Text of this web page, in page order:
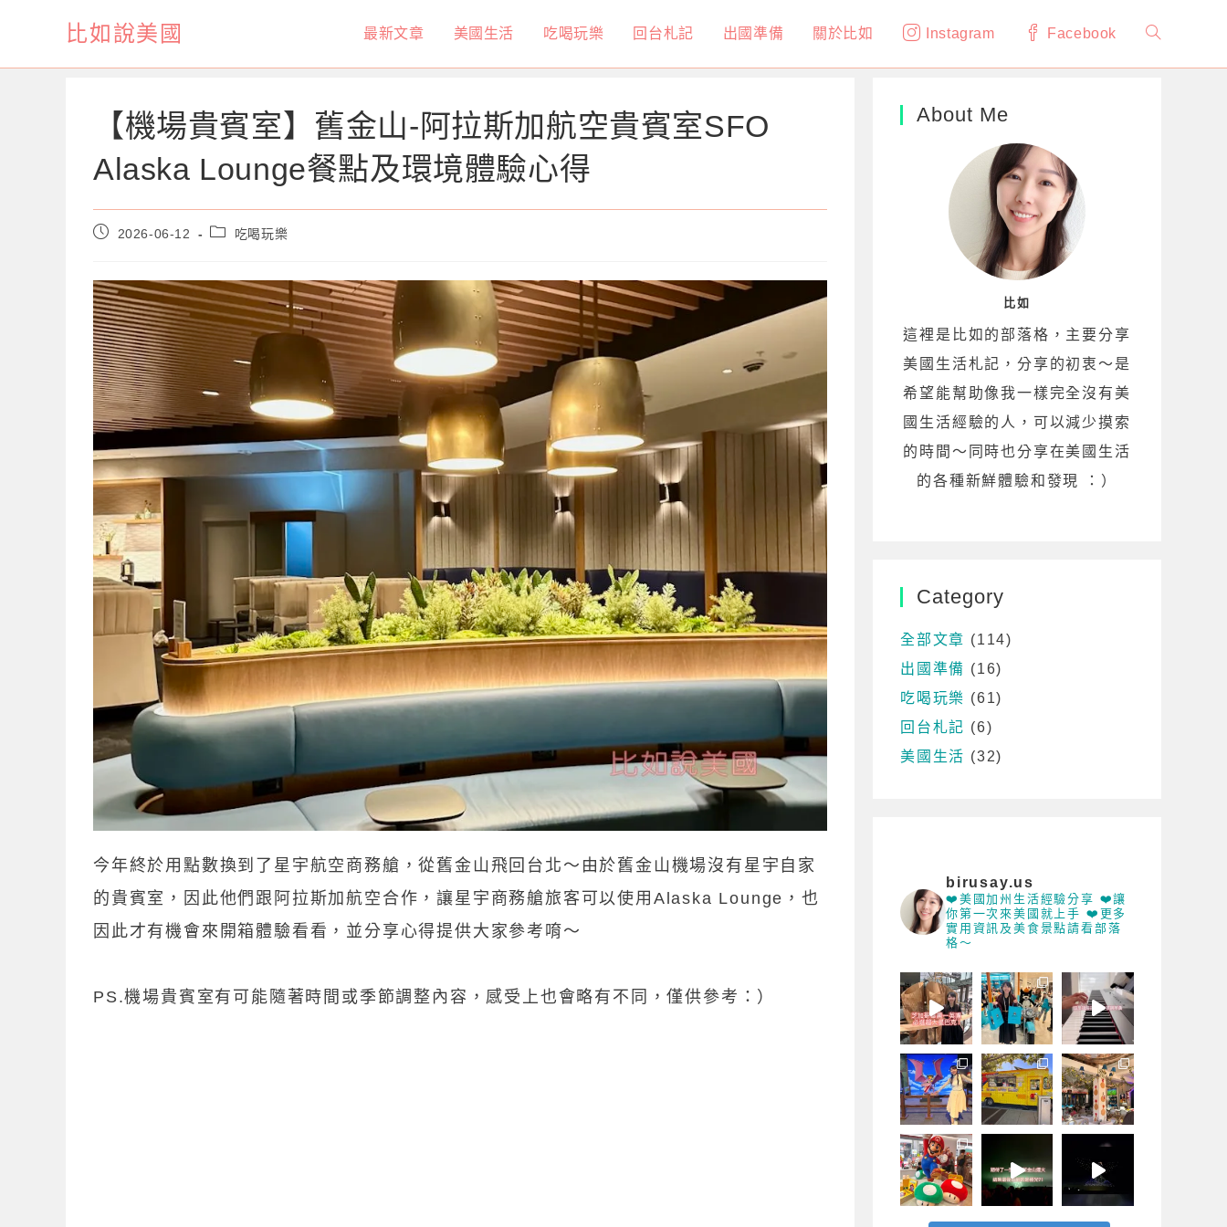
比如說美國 最新文章 美國生活 吃喝玩樂 回台札記 出國準備 關於比如 Instagram Facebook Toggle
【機場貴賓室】舊金山-阿拉斯加航空貴賓室SFO
Alaska Lounge餐點及環境體驗心得
Post2026-06-12
Post吃喝玩樂
今年終於用點數換到了星宇航空商務艙，從舊金山飛回台北～由於舊金山機場沒有星宇自家
的貴賓室，因此他們跟阿拉斯加航空合作，讓星宇商務艙旅客可以使用Alaska Lounge，也
因此才有機會來開箱體驗看看，並分享心得提供大家參考唷～
PS.機場貴賓室有可能隨著時間或季節調整內容，感受上也會略有不同，僅供參考：）
About Me
比如
這裡是比如的部落格，主要分享
美國生活札記，分享的初衷～是
希望能幫助像我一樣完全沒有美
國生活經驗的人，可以減少摸索
的時間～同時也分享在美國生活
的各種新鮮體驗和發現 ：）
Category
全部文章 (114)
出國準備 (16)
吃喝玩樂 (61)
回台札記 (6)
美國生活 (32)
birusay.us
❤️美國加州生活經驗分享 ❤️讓
你第一次來美國就上手 ❤️更多
實用資訊及美食景點請看部落
格～